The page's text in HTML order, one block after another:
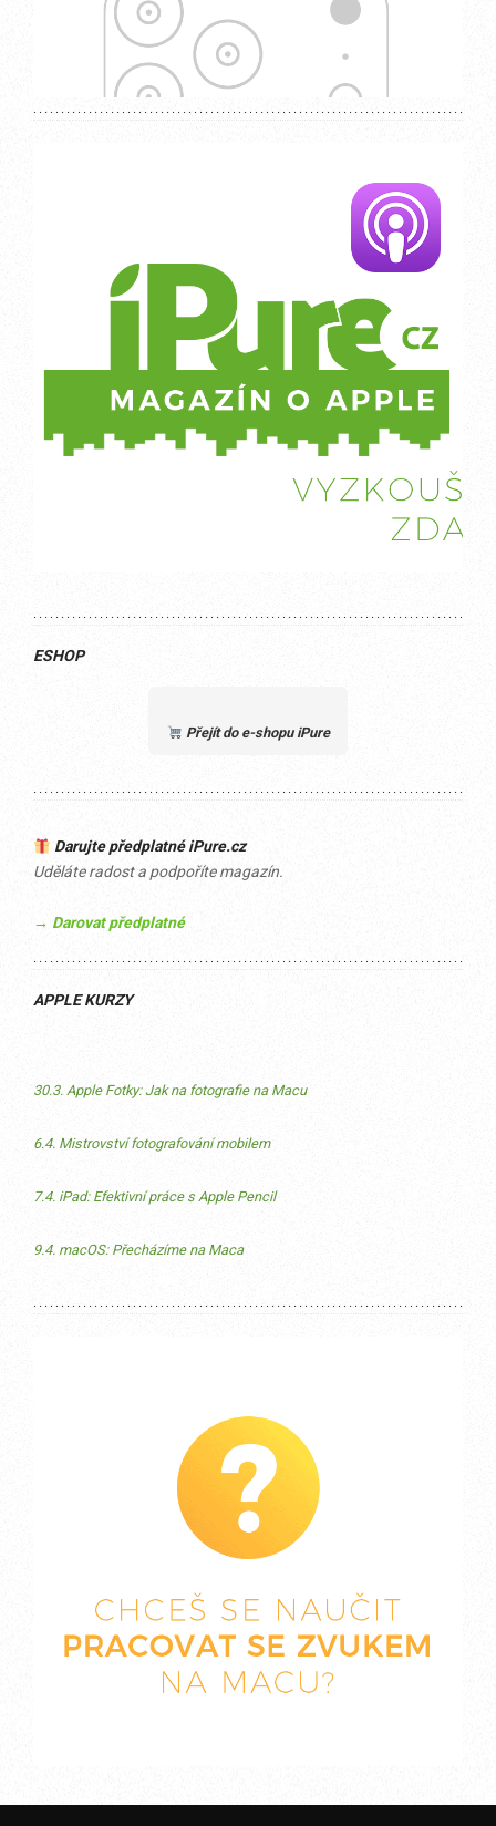
ESHOP
Přejít do e-shopu iPure
Darujte předplatné iPure.cz
Uděláte radost a podpoříte magazín.
→ Darovat předplatné
APPLE KURZY
30.3. Apple Fotky: Jak na fotografie na Macu
6.4. Mistrovství fotografování mobilem
7.4. iPad: Efektivní práce s Apple Pencil
9.4. macOS: Přecházíme na Maca